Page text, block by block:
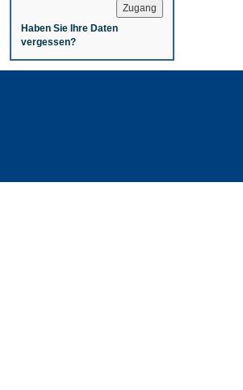
Haben Sie Ihre Daten
vergessen?